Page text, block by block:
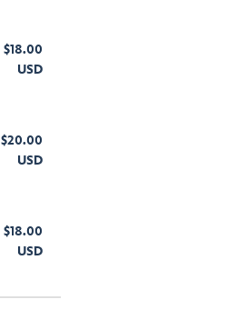
$18.00
USD
$20.00
USD
$18.00
USD